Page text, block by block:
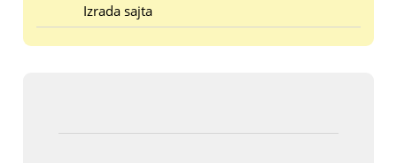
Izrada sajta